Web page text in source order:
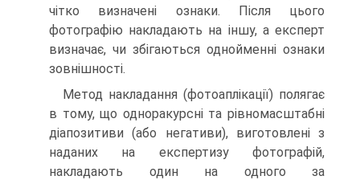
чітко визначені ознаки. Після цього
фотографію накладають на іншу, а експерт
визначає, чи збігаються однойменні ознаки
зовнішності.
Метод накладання (фотоаплікації) полягає
в тому, що одноракурсні та рівномасштабні
діапозитиви (або негативи), виготовлені з
наданих на експертизу фотографій,
накладають один на одного за